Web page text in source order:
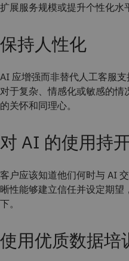
扩展服务规模或提升个性化水
保持人性化
AI 应增强而非替代人工客服
对于复杂、情感化或敏感的情
的关怀和同理心。
对 AI 的使用持
客户应该知道他们何时与 AI
晰性能够建立信任并设定期
下。
使用优质数据培